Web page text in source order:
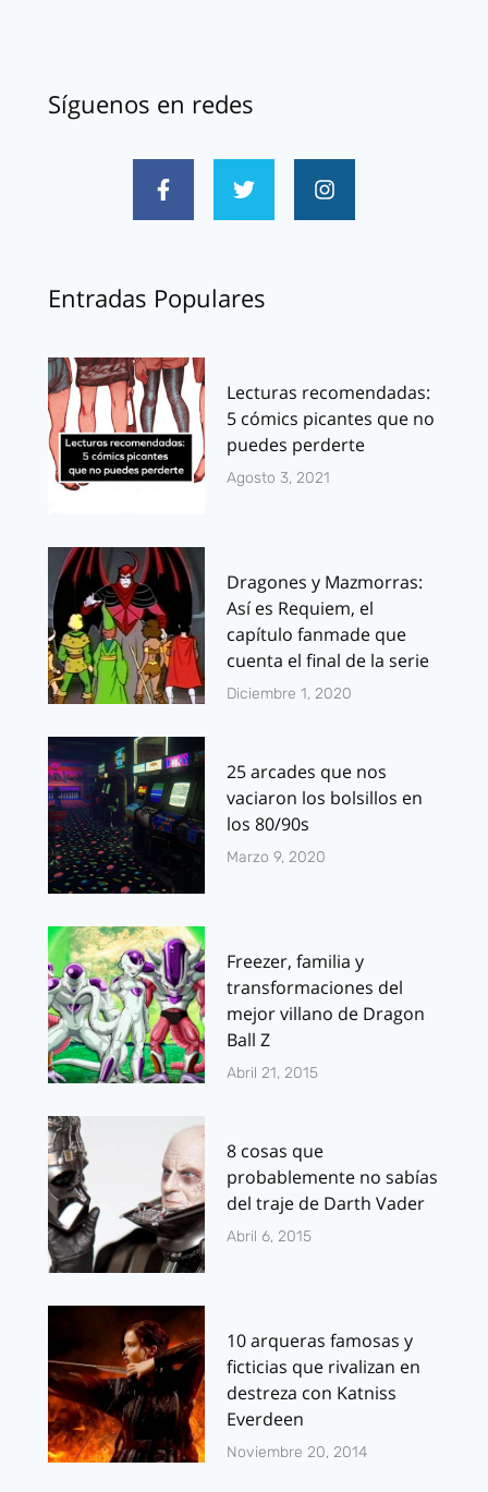
Síguenos en redes
Entradas Populares
Lecturas recomendadas:
5 cómics picantes que no
puedes perderte
Agosto 3, 2021
Dragones y Mazmorras:
Así es Requiem, el
capítulo fanmade que
cuenta el final de la serie
Diciembre 1, 2020
25 arcades que nos
vaciaron los bolsillos en
los 80/90s
Marzo 9, 2020
Freezer, familia y
transformaciones del
mejor villano de Dragon
Ball Z
Abril 21, 2015
8 cosas que
probablemente no sabías
del traje de Darth Vader
Abril 6, 2015
10 arqueras famosas y
ficticias que rivalizan en
destreza con Katniss
Everdeen
Noviembre 20, 2014